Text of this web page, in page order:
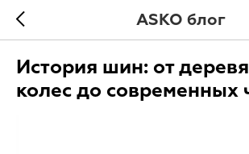
ASKO блог
История шин: от
колес до современных